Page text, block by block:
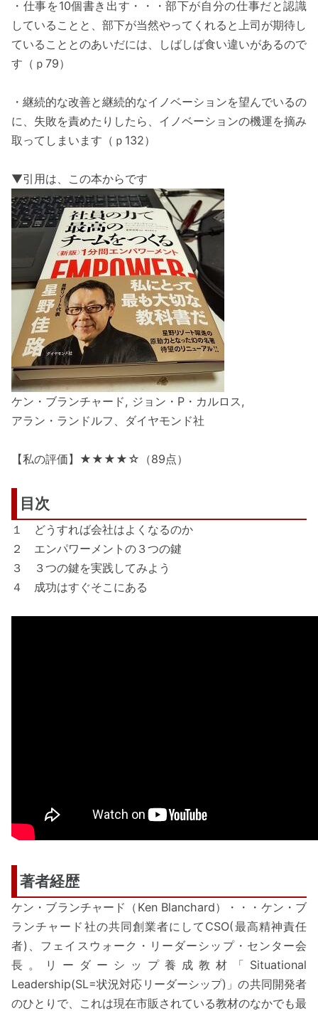
・仕事を10個書き出す・・・部下が自分の仕事だと認識
していることと、部下が当然やってくれると上司が期待し
ていることとのあいだには、しばしば食い違いがあるので
す（ｐ79）
・継続的な改善と継続的なイノベーションを望んでいるの
に、失敗を責めたりしたら、イノベーションの機運を摘み
取ってしまいます（ｐ132）
▼引用は、この本からです
ケン・ブランチャード, ジョン・P・カルロス,
アラン・ランドルフ、ダイヤモンド社
【私の評価】★★★★☆（89点）
目次
１ どうすれば会社はよくなるのか
２ エンパワーメントの３つの鍵
３ ３つの鍵を実践してみよう
４ 成功はすぐそこにある
著者経歴
ケン・ブランチャード（Ken Blanchard）・・・ケン・ブ
ランチャード社の共同創業者にしてCSO(最高精神責任
者)、フェイスウォーク・リーダーシップ・センター会
長。リーダーシップ養成教材「Situational
Leadership(SL=状況対応リーダーシップ)」の共同開発者
のひとりで、これは現在市販されている教材のなかでも最